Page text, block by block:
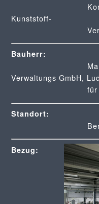
Kunststoff-
Bauherr:
Verwaltungs GmbH,
für
Standort:
Bezug: